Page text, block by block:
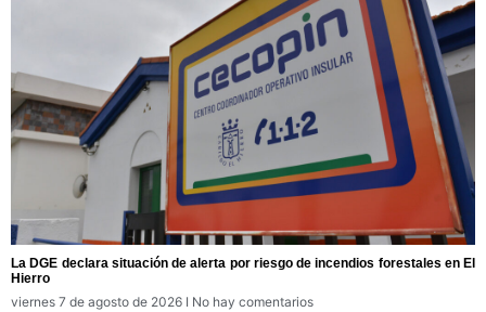
La DGE declara situación de alerta por riesgo de incendios forestales en El
Hierro
viernes 7 de agosto de 2026
No hay comentarios